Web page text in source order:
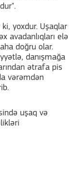
yoxdur. Uşaqlar
avadanlıqları elə
doğru olar.
danışmağa
ətrafa pis
vərəmdən